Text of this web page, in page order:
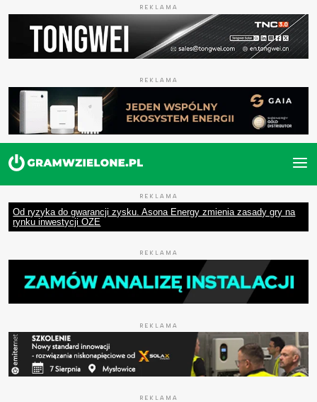
REKLAMA
REKLAMA
REKLAMA
Od ryzyka do gwarancji zysku. Asona Energy zmienia zasady gry na
rynku inwestycji OZE
REKLAMA
REKLAMA
REKLAMA